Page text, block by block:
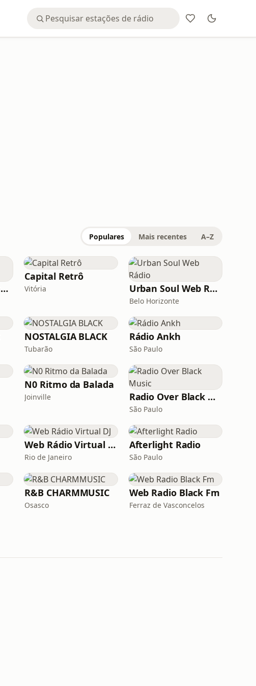
Populares Mais recentes A–Z
Rádio Vitrine Balançante
Capital Retrô
Vitória Urban Soul Web Rádio
Belo Horizonte
NOSTALGIA BLACK
Tubarão
Rádio Ankh
São Paulo
N0 Ritmo da Balada
Joinville Radio Over Black Music
São Paulo
Web Rádio Virtual DJ
Rio de Janeiro
Afterlight Radio
São Paulo
R&B CHARMMUSIC
Osasco
Web Radio Black Fm
Ferraz de Vasconcelos